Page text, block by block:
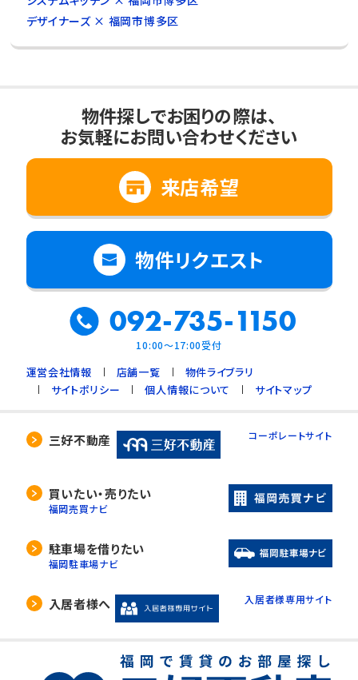
デザイナーズ × 福岡市博多区
物件探しでお困りの際は、
お気軽にお問い合わせください
来店希望
物件リクエスト
092-735-1150
10:00～17:00受付
運営会社情報 店舗一覧
物件ライブラリ
サイトポリシー
個人情報について サイトマップ
三好不動産 コーポレートサイト
買いたい・売りたい
福岡売買ナビ
駐車場を借りたい
福岡駐車場ナビ
入居者様へ 入居者様専用サイト